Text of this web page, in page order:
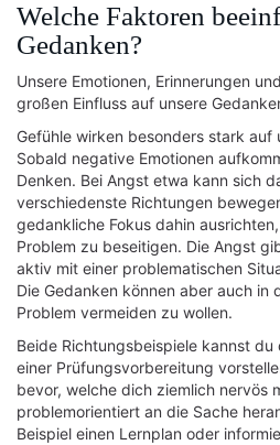
Welche Faktoren
Gedanken?
Unsere Emotionen, Erinnerungen
großen Einfluss auf unsere
Gefühle wirken besonders stark auf
Sobald negative Emotionen
Denken. Bei Angst etwa kann sich
verschiedenste Richtungen
gedankliche Fokus dahin
Problem zu beseitigen. Die Angst
aktiv mit einer problematischen
Die Gedanken können aber auch in
Problem vermeiden zu wollen.
Beide Richtungsbeispiele kannst
einer Prüfungsvorbereitung
bevor, welche dich ziemlich nervös
problemorientiert an die Sache
Beispiel einen Lernplan oder